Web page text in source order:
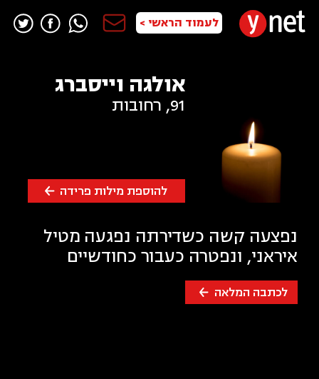
לעמוד הראשי >
להוספת מילות פרידה
אולגה וייסברג
91
, רחובות
נפצעה קשה כשדירתה נפגעה מטיל
איראני, ונפטרה כעבור כחודשיים
לכתבה המלאה